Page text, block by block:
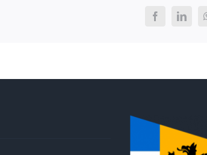
Facebook